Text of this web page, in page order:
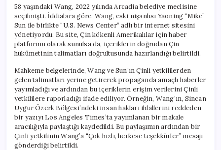
58 yaşındaki Wang, 2022 yılında Arcadia belediye meclisine
seçilmişti. İddialara göre, Wang, eski nişanlısı Yaoning “Mike”
Sun ile birlikte “U.S. News Center” adlı bir internet sitesini
yönetiyordu. Bu site, Çin kökenli Amerikalılar için haber
platformu olarak sunulsa da, içeriklerin doğrudan Çin
hükümetinin talimatları doğrultusunda hazırlandığı belirtildi.
Mahkeme belgelerinde, Wang ve Sun’ın Çinli yetkililerden
gelen talimatları yerine getirerek propaganda amaçlı haberler
yayımladığı ve ardından bu içeriklerin erişim verilerini Çinli
yetkililere raporladığı ifade ediliyor. Örneğin, Wang’ın, Sincan
Uygur Özerk Bölgesi’ndeki insan hakları ihlallerini reddeden
bir yazıyı Los Angeles Times’ta yayımlanan bir makale
aracılığıyla paylaştığı kaydedildi. Bu paylaşımın ardından bir
Çinli yetkilinin Wang’a “Çok hızlı, herkese teşekkürler” mesajı
gönderdiği belirtildi.